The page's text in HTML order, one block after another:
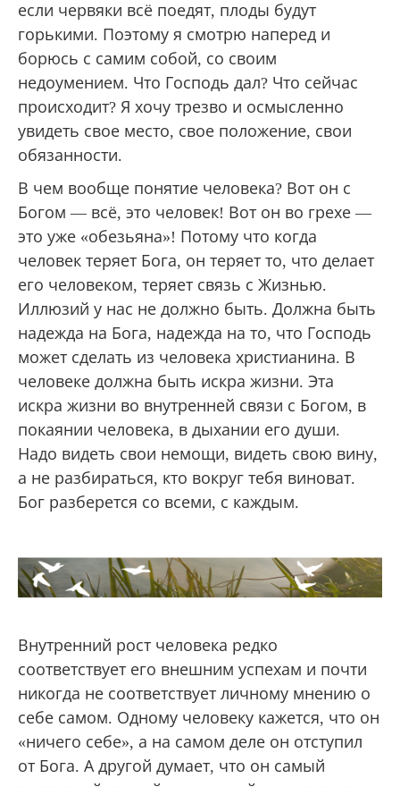
если червяки всё поедят, плоды будут
горькими. Поэтому я смотрю наперед и
борюсь с самим собой, со своим
недоумением. Что Господь дал? Что сейчас
происходит? Я хочу трезво и осмысленно
увидеть свое место, свое положение, свои
обязанности.
В чем вообще понятие человека? Вот он с
Богом — всё, это человек! Вот он во грехе —
это уже «обезьяна»! Потому что когда
человек теряет Бога, он теряет то, что делает
его человеком, теряет связь с Жизнью.
Иллюзий у нас не должно быть. Должна быть
надежда на Бога, надежда на то, что Господь
может сделать из человека христианина. В
человеке должна быть искра жизни. Эта
искра жизни во внутренней связи с Богом, в
покаянии человека, в дыхании его души.
Надо видеть свои немощи, видеть свою вину,
а не разбираться, кто вокруг тебя виноват.
Бог разберется со всеми, с каждым.
Внутренний рост человека редко
соответствует его внешним успехам и почти
никогда не соответствует личному мнению о
себе самом. Одному человеку кажется, что он
«ничего себе», а на самом деле он отступил
от Бога. А другой думает, что он самый